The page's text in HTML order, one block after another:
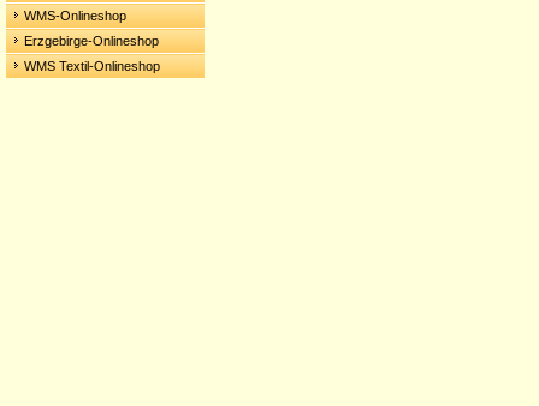
WMS-Onlineshop
Erzgebirge-Onlineshop
WMS Textil-Onlineshop